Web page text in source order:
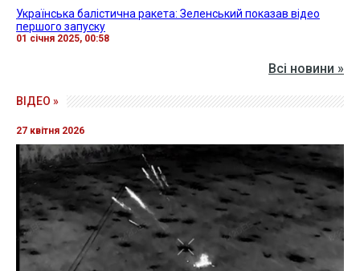
Українська балістична ракета: Зеленський показав відео
першого запуску
01 січня 2025, 00:58
Всі новини »
ВІДЕО »
27 квітня 2026